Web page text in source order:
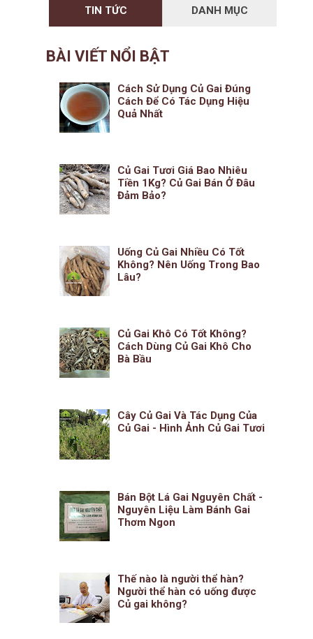
TIN TỨC DANH MỤC
BÀI VIẾT NỔI BẬT
Cách Sử Dụng Củ Gai Đúng
Cách Để Có Tác Dụng Hiệu
Quả Nhất
Củ Gai Tươi Giá Bao Nhiêu
Tiền 1Kg? Củ Gai Bán Ở Đâu
Đảm Bảo?
Uống Củ Gai Nhiều Có Tốt
Không? Nên Uống Trong Bao
Lâu?
Củ Gai Khô Có Tốt Không?
Cách Dùng Củ Gai Khô Cho
Bà Bầu
Cây Củ Gai Và Tác Dụng Của
Củ Gai - Hình Ảnh Củ Gai Tươi
Bán Bột Lá Gai Nguyên Chất -
Nguyên Liệu Làm Bánh Gai
Thơm Ngon
Thế nào là người thể hàn?
Người thể hàn có uống được
Củ gai không?